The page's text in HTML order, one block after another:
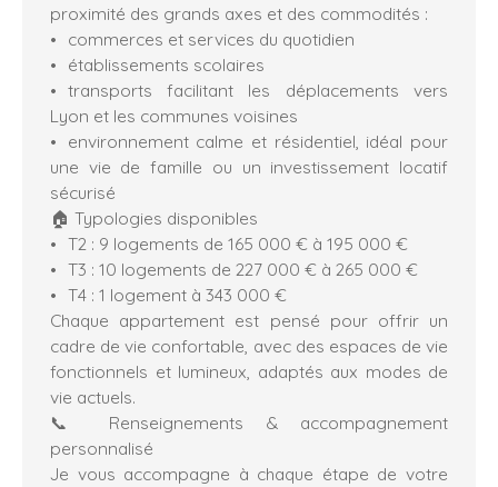
proximité des grands axes et des commodités :
commerces et services du quotidien
établissements scolaires
transports facilitant les déplacements vers
Lyon et les communes voisines
environnement calme et résidentiel, idéal pour
une vie de famille ou un investissement locatif
sécurisé
🏠 Typologies disponibles
T2 : 9 logements de 165 000 € à 195 000 €
T3 : 10 logements de 227 000 € à 265 000 €
T4 : 1 logement à 343 000 €
Chaque appartement est pensé pour offrir un
cadre de vie confortable, avec des espaces de vie
fonctionnels et lumineux, adaptés aux modes de
vie actuels.
📞 Renseignements & accompagnement
personnalisé
Je vous accompagne à chaque étape de votre